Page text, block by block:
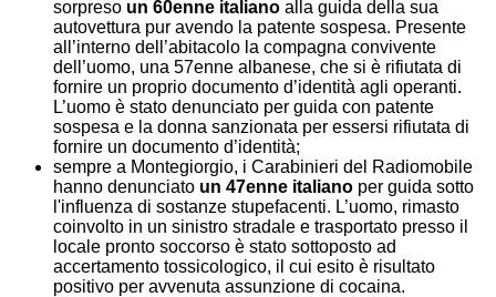
sorpreso un 60enne italiano alla guida della sua
autovettura pur avendo la patente sospesa. Presente
all’interno dell’abitacolo la compagna convivente
dell’uomo, una 57enne albanese, che si è rifiutata di
fornire un proprio documento d’identità agli operanti.
L’uomo è stato denunciato per guida con patente
sospesa e la donna sanzionata per essersi rifiutata di
fornire un documento d’identità;
sempre a Montegiorgio, i Carabinieri del Radiomobile
hanno denunciato un 47enne italiano per guida sotto
l'influenza di sostanze stupefacenti. L’uomo, rimasto
coinvolto in un sinistro stradale e trasportato presso il
locale pronto soccorso è stato sottoposto ad
accertamento tossicologico, il cui esito è risultato
positivo per avvenuta assunzione di cocaina.